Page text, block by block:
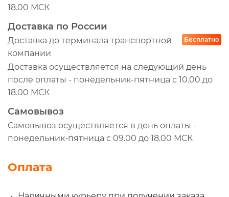
18.00 МСК
Доставка по России
Доставка до терминала транспортной
компании
Бесплатно
Доставка осуществляется на следующий день
после оплаты - понедельник-пятница с 10.00 до
18.00 МСК
Самовывоз
Самовывоз осуществляется в день оплаты -
понедельник-пятница с 09.00 до 18.00 МСК
Оплата